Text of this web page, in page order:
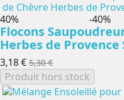
-40%
Flocons
Herbes de Provence
3,18 € 5,30 €
Produit hors stock